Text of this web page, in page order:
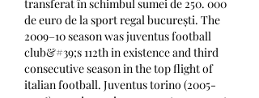
transferat în schimbul sumei de 250. 000
de euro de la sport regal bucurești. The
2009–10 season was juventus football
club&#39;s 112th in existence and third
consecutive season in the top flight of
italian football. Juventus torino (2005-